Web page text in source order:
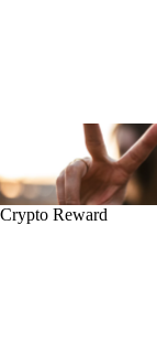
Crypto Reward